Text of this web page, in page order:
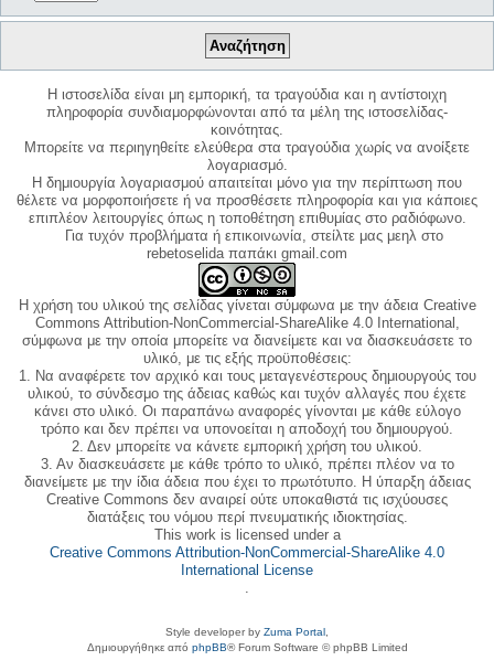
Η ιστοσελίδα είναι μη εμπορική, τα τραγούδια και η αντίστοιχη
πληροφορία συνδιαμορφώνονται από τα μέλη της ιστοσελίδας-
κοινότητας.
Μπορείτε να περιηγηθείτε ελεύθερα στα τραγούδια χωρίς να ανοίξετε
λογαριασμό.
Η δημιουργία λογαριασμού απαιτείται μόνο για την περίπτωση που
θέλετε να μορφοποιήσετε ή να προσθέσετε πληροφορία και για κάποιες
επιπλέον λειτουργίες όπως η τοποθέτηση επιθυμίας στο ραδιόφωνο.
Για τυχόν προβλήματα ή επικοινωνία, στείλτε μας μεηλ στο
rebetoselida παπάκι gmail.com
Η χρήση του υλικού της σελίδας γίνεται σύμφωνα με την άδεια Creative
Commons Attribution-NonCommercial-ShareAlike 4.0 International,
σύμφωνα με την οποία μπορείτε να διανείμετε και να διασκευάσετε το
υλικό, με τις εξής προϋποθέσεις:
1. Να αναφέρετε τον αρχικό και τους μεταγενέστερους δημιουργούς του
υλικού, το σύνδεσμο της άδειας καθώς και τυχόν αλλαγές που έχετε
κάνει στο υλικό. Οι παραπάνω αναφορές γίνονται με κάθε εύλογο
τρόπο και δεν πρέπει να υπονοείται η αποδοχή του δημιουργού.
2. Δεν μπορείτε να κάνετε εμπορική χρήση του υλικού.
3. Αν διασκευάσετε με κάθε τρόπο το υλικό, πρέπει πλέον να το
διανείμετε με την ίδια άδεια που έχει το πρωτότυπο. Η ύπαρξη άδειας
Creative Commons δεν αναιρεί ούτε υποκαθιστά τις ισχύουσες
διατάξεις του νόμου περί πνευματικής ιδιοκτησίας.
This work is licensed under a
Creative Commons Attribution-NonCommercial-ShareAlike 4.0
International License
Style developer by Zuma Portal ,
Δημιουργήθηκε από phpBB® Forum Software © phpBB Limited